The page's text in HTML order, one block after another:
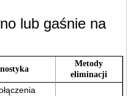
lub gaśnie na
Metody
eliminacji